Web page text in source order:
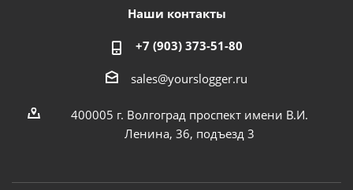
Наши контакты
+7 (903) 373-51-80
sales@yourslogger.ru
400005 г. Волгоград проспект имени В.И.
Ленина, 36, подъезд 3